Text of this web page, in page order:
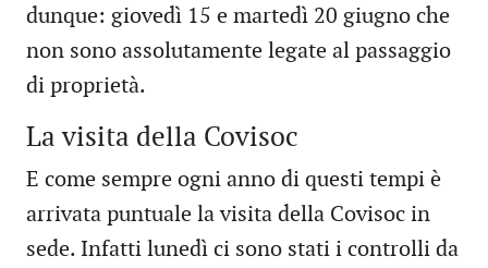
dunque: giovedì 15 e martedì 20 giugno che
non sono assolutamente legate al passaggio
di proprietà.
La visita della Covisoc
E come sempre ogni anno di questi tempi è
arrivata puntuale la visita della Covisoc in
sede. Infatti lunedì ci sono stati i controlli da